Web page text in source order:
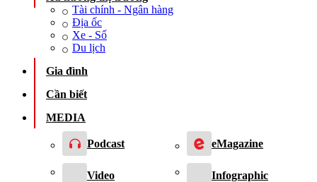
Tài chính - Ngân hàng
Địa ốc
Xe - Số
Du lịch
Gia đình
Cần biết
MEDIA
Podcast eMagazine
Video Infographic